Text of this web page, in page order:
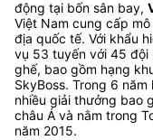
động tại bốn sân bay,
Việt Nam cung cấp
địa quốc tế. Với khẩu
vụ 53 tuyến với 45 đội
ghế, bao gồm hạng
SkyBoss. Trong 6
nhiều giải thưởng bao
châu Á và nằm trong
năm 2015.